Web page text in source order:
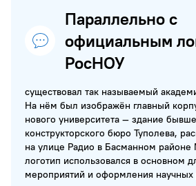
Параллельно с
официальным
РосНОУ
существовал так называемый
На нём был изображён главный
нового университета — здание
конструкторского бюро Туполева,
на улице Радио в Басманном районе
логотип использовался в основном
мероприятий и оформления научных